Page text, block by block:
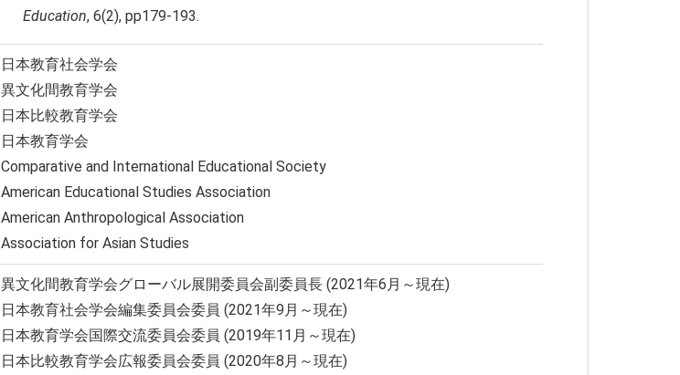
Education, 6(2), pp179-193.
日本教育社会学会
異文化間教育学会
日本比較教育学会
日本教育学会
Comparative and International Educational Society
American Educational Studies Association
American Anthropological Association
Association for Asian Studies
異文化間教育学会グローバル展開委員会副委員長 (2021年6月～現在)
日本教育社会学会編集委員会委員 (2021年9月～現在)
日本教育学会国際交流委員会委員 (2019年11月～現在)
日本比較教育学会広報委員会委員 (2020年8月～現在)